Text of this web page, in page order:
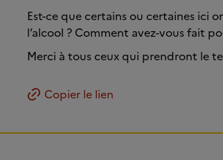
Est-ce que certains ou certaines ici
l’alcool ? Comment avez-vous fait
Merci à tous ceux qui prendront le
Copier le lien